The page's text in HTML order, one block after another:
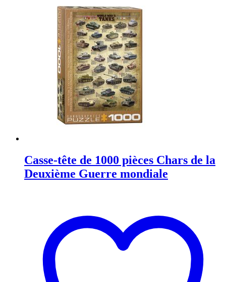
Casse-tête de 1000 pièces Chars de la
Deuxième Guerre mondiale